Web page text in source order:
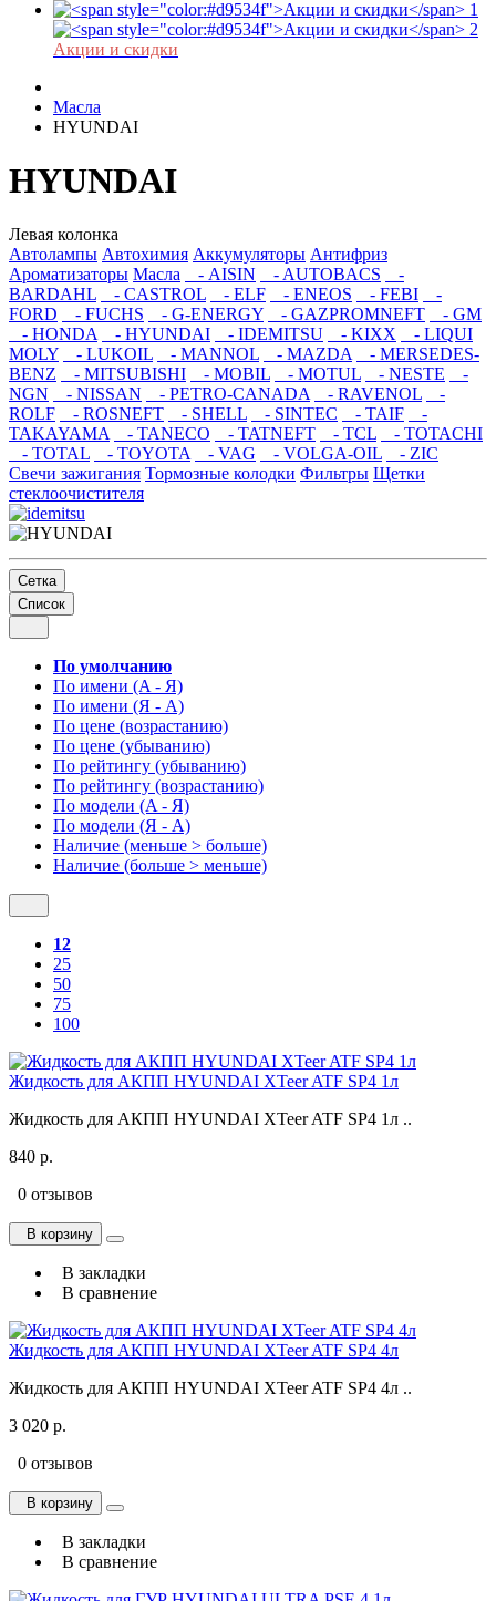
Акции и скидки
Масла
HYUNDAI
HYUNDAI
Левая колонка
Автолампы Автохимия Аккумуляторы Антифриз
Ароматизаторы Масла - AISIN - AUTOBACS
-
BARDAHL
- CASTROL - ELF - ENEOS - FEBI
-
FORD
- FUCHS - G-ENERGY - GAZPROMNEFT
- GM
- HONDA
- HYUNDAI - IDEMITSU - KIXX
- LIQUI
MOLY
- LUKOIL - MANNOL - MAZDA
- MERSEDES-
BENZ
- MITSUBISHI - MOBIL - MOTUL - NESTE
-
NGN
- NISSAN - PETRO-CANADA - RAVENOL
-
ROLF
- ROSNEFT - SHELL - SINTEC - TAIF
-
TAKAYAMA
- TANECO - TATNEFT - TCL
- TOTACHI
- TOTAL
- TOYOTA - VAG - VOLGA-OIL
- ZIC
Свечи зажигания Тормозные колодки Фильтры Щетки
стеклоочистителя
Сетка
Список
По умолчанию
По имени (A - Я)
По имени (Я - A)
По цене (возрастанию)
По цене (убыванию)
По рейтингу (убыванию)
По рейтингу (возрастанию)
По модели (A - Я)
По модели (Я - A)
Наличие (меньше > больше)
Наличие (больше > меньше)
12
25
50
75
100
Жидкость для АКПП HYUNDAI XTeer ATF SP4 1л
Жидкость для АКПП HYUNDAI XTeer ATF SP4 1л ..
840 р.
0 отзывов
В корзину
В закладки
В сравнение
Жидкость для АКПП HYUNDAI XTeer ATF SP4 4л
Жидкость для АКПП HYUNDAI XTeer ATF SP4 4л ..
3 020 р.
0 отзывов
В корзину
В закладки
В сравнение